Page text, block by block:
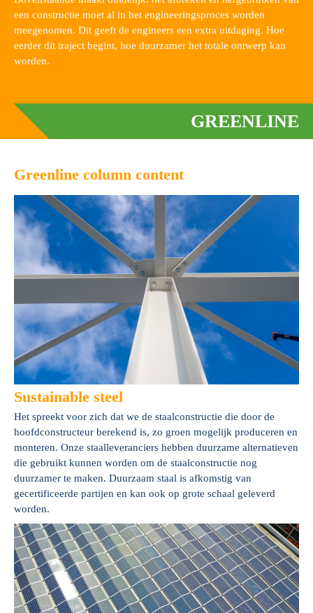
een constructie moet al in het engineeringsproces worden
meegenomen. Dit geeft de engineers een extra uitdaging. Hoe
eerder dit traject begint, hoe duurzamer het totale ontwerp kan
worden.
GREENLINE
Greenline column content
Sustainable steel
Het spreekt voor zich dat we de staalconstructie die door de
hoofdconstructeur berekend is, zo groen mogelijk produceren en
monteren. Onze staalleveranciers hebben duurzame alternatieven
die gebruikt kunnen worden om de staalconstructie nog
duurzamer te maken. Duurzaam staal is afkomstig van
gecertificeerde partijen en kan ook op grote schaal geleverd
worden.